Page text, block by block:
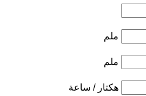
ملم
ملم
هكتار / ساعة